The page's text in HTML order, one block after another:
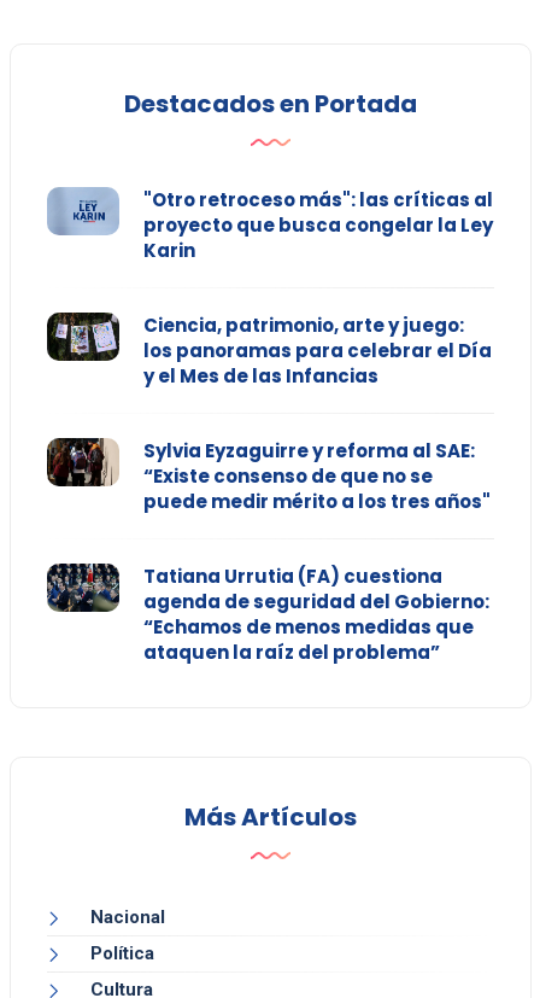
Destacados en Portada
"Otro retroceso más": las críticas al
proyecto que busca congelar la Ley
Karin
Ciencia, patrimonio, arte y juego:
los panoramas para celebrar el Día
y el Mes de las Infancias
Sylvia Eyzaguirre y reforma al SAE:
“Existe consenso de que no se
puede medir mérito a los tres años"
Tatiana Urrutia (FA) cuestiona
agenda de seguridad del Gobierno:
“Echamos de menos medidas que
ataquen la raíz del problema”
Más Artículos
Nacional
Política
Cultura